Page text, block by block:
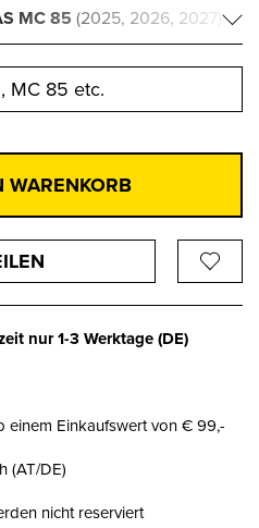
MC 85 (2025, 2026, 2027)
MC 85 etc.
WARENKORB
nur1-3 Werktage(DE)
einem Einkaufswert von € 99,-
(AT/DE)
nicht reserviert